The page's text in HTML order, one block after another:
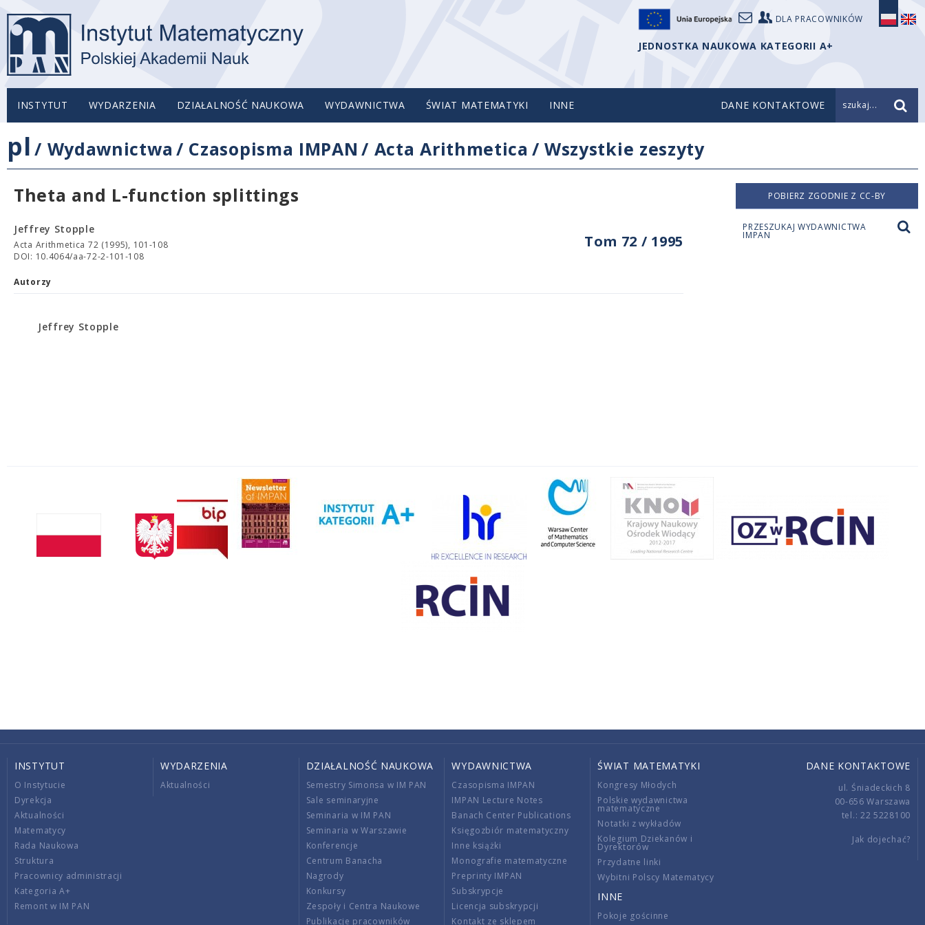
DLA PRACOWNIKÓW
JEDNOSTKA NAUKOWA KATEGORII A+
INSTYTUT WYDARZENIA DZIAŁALNOŚĆ NAUKOWA WYDAWNICTWA ŚWIAT MATEMATYKI INNE DANE KONTAKTOWE szukaj...
pl / Wydawnictwa / Czasopisma IMPAN / Acta Arithmetica / Wszystkie zeszyty
Theta and L-function splittings
Tom 72 / 1995
Jeffrey Stopple
Acta Arithmetica 72 (1995), 101-108
DOI: 10.4064/aa-72-2-101-108
Autorzy
Jeffrey Stopple
POBIERZ ZGODNIE Z CC-BY
PRZESZUKAJ WYDAWNICTWA
IMPAN
INSTYTUT
O Instytucie
Dyrekcja
Aktualności
Matematycy
Rada Naukowa
Struktura
Pracownicy administracji
Kategoria A+
Remont w IM PAN
WYDARZENIA
Aktualności
DZIAŁALNOŚĆ NAUKOWA
Semestry Simonsa w IM PAN
Sale seminaryjne
Seminaria w IM PAN
Seminaria w Warszawie
Konferencje
Centrum Banacha
Nagrody
Konkursy
Zespoły i Centra Naukowe
Publikacje pracowników
WYDAWNICTWA
Czasopisma IMPAN
IMPAN Lecture Notes
Banach Center Publications
Księgozbiór matematyczny
Inne książki
Monografie matematyczne
Preprinty IMPAN
Subskrypcje
Licencja subskrypcji
Kontakt ze sklepem
ŚWIAT MATEMATYKI
Kongresy Młodych
Polskie wydawnictwa
matematyczne
Notatki z wykładów
Kolegium Dziekanów i
Dyrektorów
Przydatne linki
Wybitni Polscy Matematycy
INNE
Pokoje gościnne
DANE KONTAKTOWE
ul. Śniadeckich 8
00-656 Warszawa
tel.: 22 5228100
Jak dojechać?